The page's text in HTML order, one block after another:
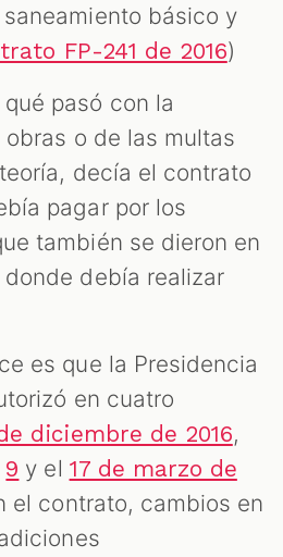
básico y
FP-241 de 2016)
pasó con la
o de las multas
decía el contrato
pagar por los
también se dieron en
donde debía realizar
es que la Presidencia
en cuatro
diciembre de 2016,
9 y el 17 de marzo de
el contrato, cambios en